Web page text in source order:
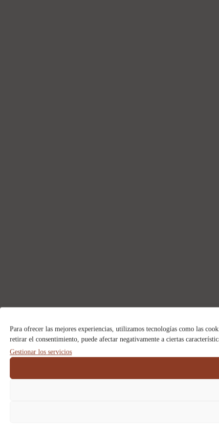
Para ofrecer las mejores experiencias, utilizamos tecnologías como las
retirar el consentimiento, puede afectar negativamente a ciertas
Gestionar los servicios